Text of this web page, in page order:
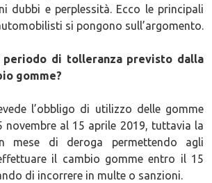
dubbi e perplessità. Ecco le principali
si pongono sull’argomento.
periodo di tolleranza previsto dalla
gomme?
l’obbligo di utilizzo delle gomme
novembre al 15 aprile 2019, tuttavia la
mese di deroga permettendo agli
il cambio gomme entro il 15
di incorrere in multe o sanzioni.